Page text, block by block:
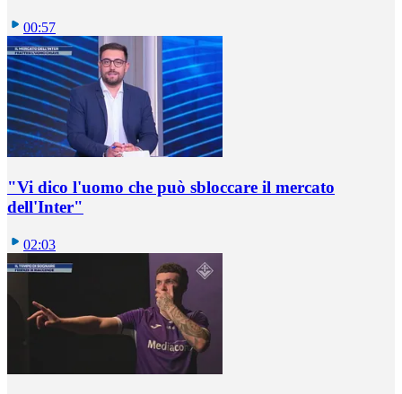
00:57
"Vi dico l'uomo che può sbloccare il mercato
dell'Inter"
02:03